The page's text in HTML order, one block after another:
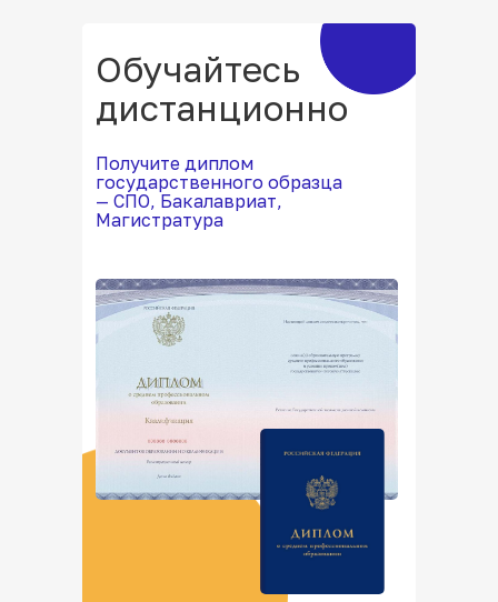
Обучайтесь
дистанционно
Получите диплом
государственного образца
— СПО, Бакалавриат,
Магистратура